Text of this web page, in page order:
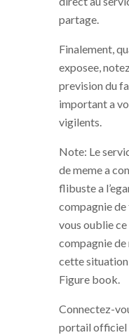
partage.
Finalement,
exposee,
prevision du
important a
vigilents.
Note: Le
de meme a
flibuste a
compagnie de
vous oublie
compagnie de
cette
Figure book.
Connectez-
portail officiel